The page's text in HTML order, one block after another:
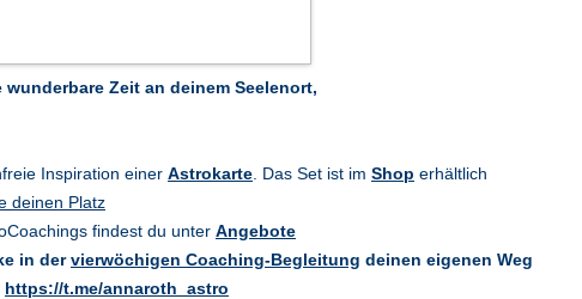
Zeit an deinem Seelenort,
Inspiration einer Astrokarte . Das Set ist im Shop erhältlich
deinen Platz
findest du unter Angebote
in dervierwöchigen Coaching-Begleitung deinen eigenen Weg
https://t.me/annaroth_astro